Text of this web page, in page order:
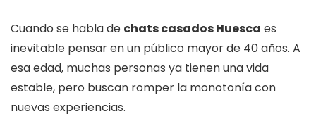
Cuando se habla de chats casados Huesca es
inevitable pensar en un público mayor de 40 años. A
esa edad, muchas personas ya tienen una vida
estable, pero buscan romper la monotonía con
nuevas experiencias.